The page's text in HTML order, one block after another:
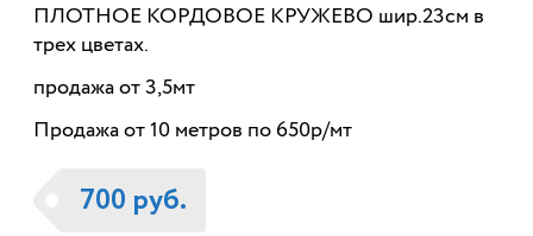
ПЛОТНОЕ КОРДОВОЕ КРУЖЕВО шир.23см в
трех цветах.
продажа от 3,5мт
Продажа от 10 метров по 650р/мт
700 руб.